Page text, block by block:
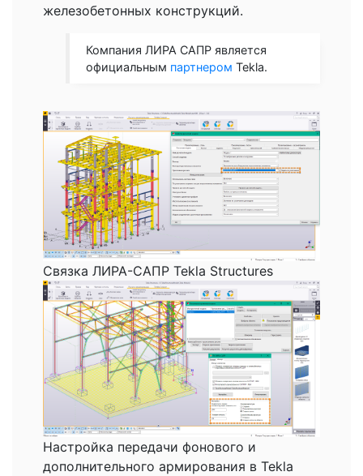
железобетонных конструкций.
Компания ЛИРА САПР является
официальным партнером Tekla.
Cвязка ЛИРА-САПР Tekla Structures
Настройка передачи фонового и
дополнительного армирования в Tekla